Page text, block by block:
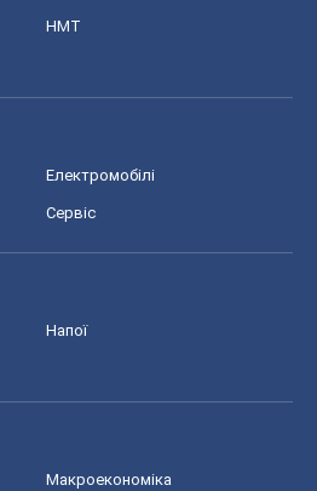
НМТ
Електромобілі
Сервіс
Напої
Макроекономіка